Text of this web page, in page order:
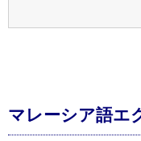
マレーシア語エ